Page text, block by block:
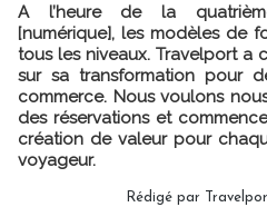
A l’heure de la
[numérique], les modèles de
tous les niveaux. Travelport a
sur sa transformation pour
commerce. Nous voulons
des réservations et
création de valeur pour
voyageur.
Rédigé par